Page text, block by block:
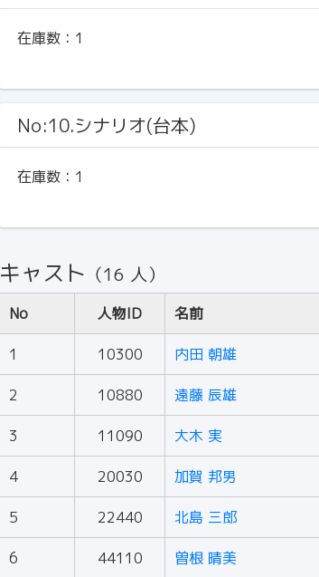
在庫数： 1
No:10.シナリオ(台本)
在庫数： 1
キャスト （16 人）
No 人物ID 名前
1 10300 内田 朝雄
2 10880 遠藤 辰雄
3 11090 大木 実
4 20030 加賀 邦男
5 22440 北島 三郎
6 44110 曽根 晴美